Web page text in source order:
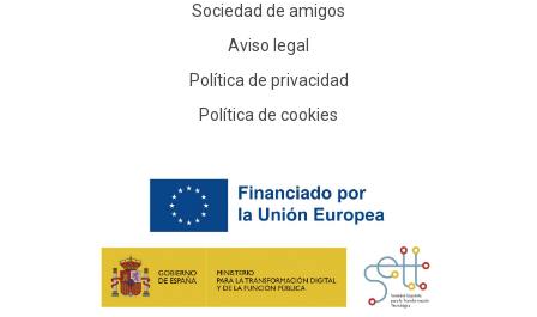
Sociedad de amigos
Aviso legal
Política de privacidad
Política de cookies